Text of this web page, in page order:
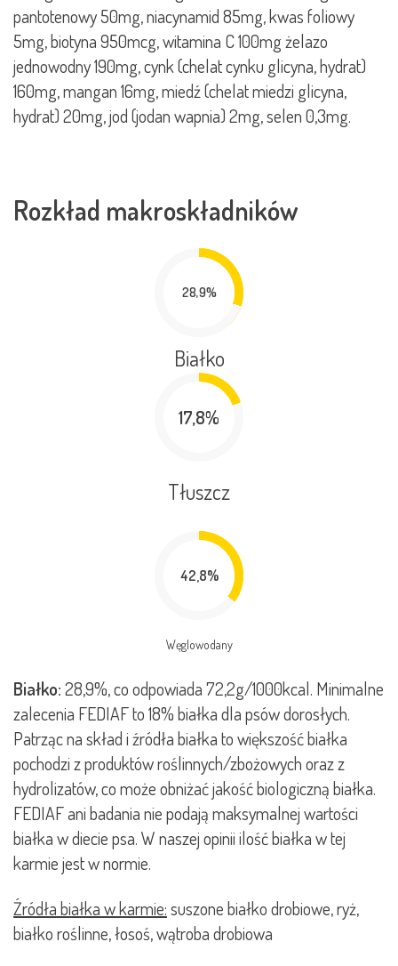
pantotenowy 50mg, niacynamid 85mg, kwas foliowy
5mg, biotyna 950mcg, witamina C 100mg żelazo
jednowodny 190mg, cynk (chelat cynku glicyna, hydrat)
160mg, mangan 16mg, miedź (chelat miedzi glicyna,
hydrat) 20mg, jod (jodan wapnia) 2mg, selen 0,3mg.
Rozkład makroskładników
28,9%
Białko
17,8%
Tłuszcz
42,8%
Węglowodany
Białko:28,9%, co odpowiada 72,2g/1000kcal. Minimalne
zalecenia FEDIAF to 18% białka dla psów dorosłych.
Patrząc na skład i źródła białka to większość białka
pochodzi z produktów roślinnych/zbożowych oraz z
hydrolizatów, co może obniżać jakość biologiczną białka.
FEDIAF ani badania nie podają maksymalnej wartości
białka w diecie psa. W naszej opinii ilość białka w tej
karmie jest w normie.
Źródła białka w karmie:suszone białko drobiowe, ryż,
białko roślinne, łosoś, wątroba drobiowa